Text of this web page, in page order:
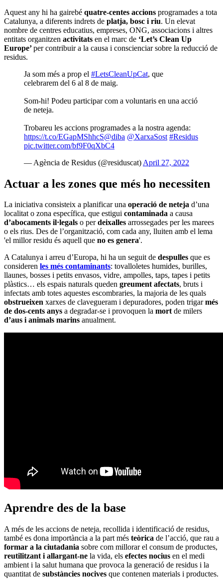
Aquest any hi ha gairebé quatre-centes accions programades a tota
Catalunya, a diferents indrets de platja, bosc i riu. Un elevat
nombre de centres educatius, empreses, ONG, associacions i altres
entitats organitzen activitats en el marc de ‘Let’s Clean Up
Europe’per contribuir a la causa i conscienciar sobre la reducció de
residus.
Ja som més a prop el #LetsCleanUpCat, que
celebrarem del 6 al 8 de maig.
Som-hi! Podeu participar com a voluntaris en una acció
de neteja.
Trobareu les accions programades a la nostra agenda:
https://t.co/EGapMShhcS@diba @XarxaSost #Residus
pic.twitter.com/bf9F0qXbC4
— Agència de Residus (@residuscat) April 27, 2022
Actuar a les zones que més ho necessiten
La iniciativa consisteix a planificar una operació de neteja d’una
localitat o zona específica, que estigui contaminada a causa
d’abocaments il·legals o perdeixalles arrossegades per les marees
o els rius. Des de l’organització, com cada any, lluiten amb el lema
'el millor residu és aquell que no es genera'.
A Catalunya i arreu d’Europa, hi ha un seguit de despulles que es
consideren les més contaminants: tovalloletes humides, burilles,
llaunes, bosses i petits envasos, vidre, ampolles, taps, tapes i petits
plàstics… els espais naturals queden greument afectats, bruts i
infectats amb totes aquestes escombraries, la majoria de les quals
obstrueixen xarxes de clavegueram i depuradores, poden trigarmés
de dos-cents anys a degradar-se i provoquen la mortde milers
d’aus i animals marins anualment.
Aprendre des de la base
A més de les accions de neteja, recollida i identificació de residus,
també es dona importància a la part més teòrica de l’acció, que rau a
formar a la ciutadania sobre com millorar el consum de productes,
reutilitzant i allargant-ne la vida, els efectes nocius en el medi
ambient i la salut humana que provoca la generació de residus i la
quantitat de substàncies nocives que contenen materials i productes.